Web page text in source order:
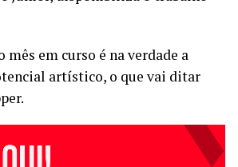
em curso é na verdade a
artístico, o que vai ditar